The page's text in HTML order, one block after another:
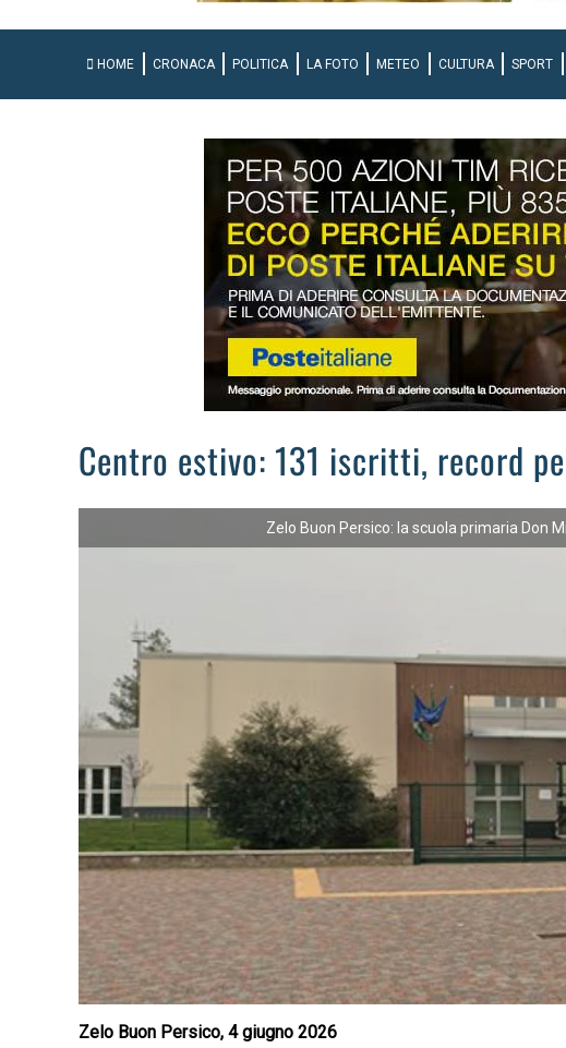
HOME CRONACA POLITICA LA FOTO METEO CULTURA SPORT
Centro estivo: 131 iscritti, record
Zelo Buon Persico: la scuola primaria Don
Zelo Buon Persico, 4 giugno 2026